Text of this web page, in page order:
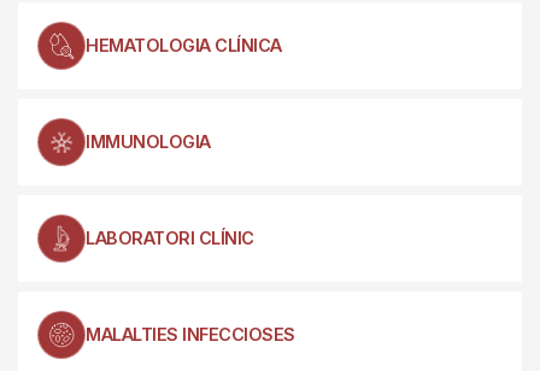
HEMATOLOGIA CLÍNICA
IMMUNOLOGIA
LABORATORI CLÍNIC
MALALTIES INFECCIOSES